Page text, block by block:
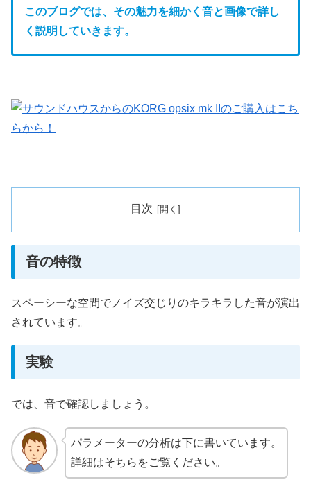
このブログでは、その魅力を細かく音と画像で詳し
く説明していきます。
目次
音の特徴
スペーシーな空間でノイズ交じりのキラキラした音が演出
されています。
実験
では、音で確認しましょう。
パラメーターの分析は下に書いています。
詳細はそちらをご覧ください。